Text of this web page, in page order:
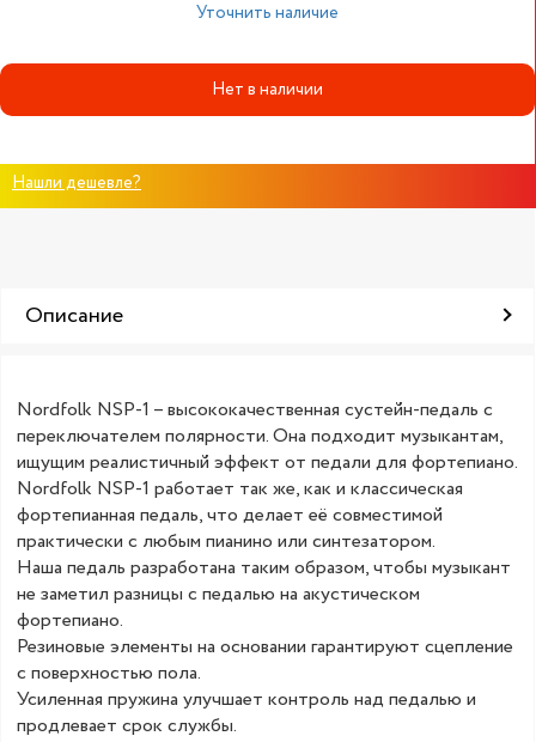
Уточнить наличие
Нет в наличии
Нашли дешевле?
Описание
Nordfolk NSP-1 – высококачественная сустейн-педаль с
переключателем полярности. Она подходит музыкантам,
ищущим реалистичный эффект от педали для фортепиано.
Nordfolk NSP-1 работает так же, как и классическая
фортепианная педаль, что делает её совместимой
практически с любым пианино или синтезатором.
Наша педаль разработана таким образом, чтобы музыкант
не заметил разницы с педалью на акустическом
фортепиано.
Резиновые элементы на основании гарантируют сцепление
с поверхностью пола.
Усиленная пружина улучшает контроль над педалью и
продлевает срок службы.